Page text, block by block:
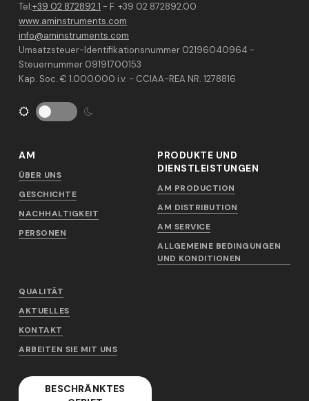
Tel:+39 02 872892.1 - F. +39 02 872892.00
www.aminstruments.com
info@aminstruments.com
Umsatzsteuer-Identifikationsnummer 02196040964 -
Steuernummer 09191700153
Kap. Soc. € 1.000.000 i.v. - CCIAA-REA NR. 1278816
AM
ÜBER UNS
GESCHICHTE
NACHHALTIGKEIT
PERSONEN
PRODUKTE UND
DIENSTLEISTUNGEN
AM PRODUCTION
AM DISTRIBUTION
AM SERVICE
ALLGEMEINE BEDINGUNGEN
UND KONDITIONEN
QUALITÄT
AKTUELLES
KONTAKT
ARBEITEN SIE MIT UNS
BESCHRÄNKTES